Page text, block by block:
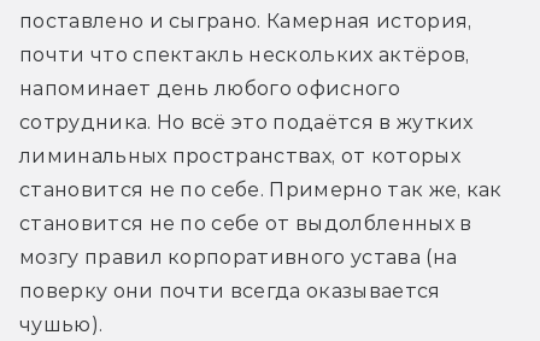
поставлено и сыграно. Камерная история,
почти что спектакль нескольких актёров,
напоминает день любого офисного
сотрудника. Но всё это подаётся в жутких
лиминальных пространствах, от которых
становится не по себе. Примерно так же, как
становится не по себе от выдолбленных в
мозгу правил корпоративного устава (на
поверку они почти всегда оказывается
чушью).